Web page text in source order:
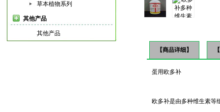
草本植物系列
其他产品
其他产品
【商品详细】
蛋用欧多补
欧多补是由多种维生素等